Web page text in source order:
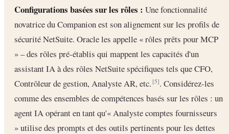
Configurations basées sur les rôles : Une fonctionnalité
novatrice du Companion est son alignement sur les profils de
sécurité NetSuite. Oracle les appelle « rôles prêts pour MCP
» – des rôles pré-établis qui mappent les capacités d'un
assistant IA à des rôles NetSuite spécifiques tels que CFO,
Contrôleur de gestion, Analyste AR, etc.[5]. Considérez-les
comme des ensembles de compétences basés sur les rôles : un
agent IA opérant en tant qu'« Analyste comptes fournisseurs
» utilise des prompts et des outils pertinents pour les dettes